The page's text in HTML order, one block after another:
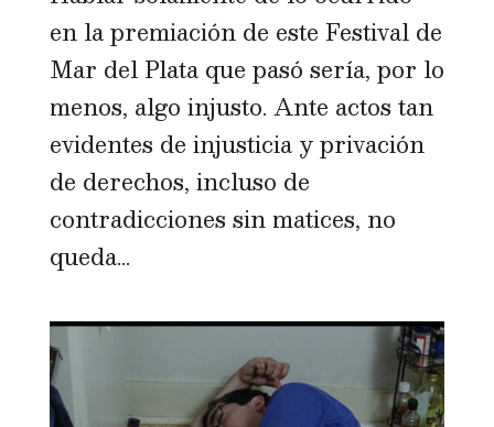
en la premiación de este Festival de
Mar del Plata que pasó sería, por lo
menos, algo injusto. Ante actos tan
evidentes de injusticia y privación
de derechos, incluso de
contradicciones sin matices, no
queda...